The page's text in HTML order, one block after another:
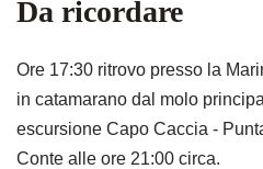
Da ricordare
Ore 17:30 ritrovo presso la
in catamarano dal molo
escursione Capo Caccia -
Conte alle ore 21:00 circa.